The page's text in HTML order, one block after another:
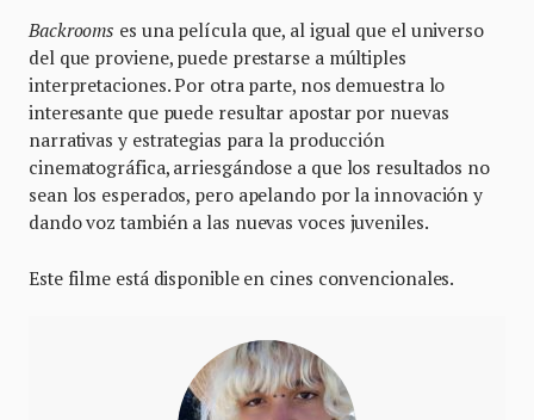
Backrooms es una película que, al igual que el universo
del que proviene, puede prestarse a múltiples
interpretaciones. Por otra parte, nos demuestra lo
interesante que puede resultar apostar por nuevas
narrativas y estrategias para la producción
cinematográfica, arriesgándose a que los resultados no
sean los esperados, pero apelando por la innovación y
dando voz también a las nuevas voces juveniles.
Este filme está disponible en cines convencionales.